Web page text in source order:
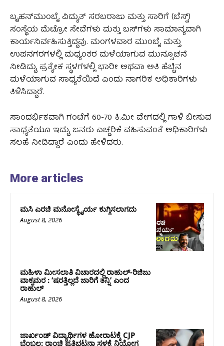
ಬೃಹನ್‌ಮುಂಬೈ ವಿದ್ಯುತ್ ಸರಬರಾಜು ಮತ್ತು ಸಾರಿಗೆ (ಬೆಸ್ಟ್)
ಸಂಸ್ಥೆಯ ಮೆಟ್ರೋ ಸೇವೆಗಳು ಮತ್ತು ಬಸ್‌ಗಳು ಸಾಮಾನ್ಯವಾಗಿ
ಕಾರ್ಯನಿರ್ವಹಿಸುತ್ತಿದ್ದವು. ಮಂಗಳವಾರ ಮುಂಬೈ ಮತ್ತು
ಉಪನಗರಗಳಲ್ಲಿ ಮಧ್ಯಂತರ ಮಳೆಯಾಗುವ ಮುನ್ಸೂಚನೆ
ನೀಡಿದ್ದು, ಪ್ರತ್ಯೇಕ ಸ್ಥಳಗಳಲ್ಲಿ ಭಾರೀ ಅಥವಾ ಅತಿ ಹೆಚ್ಚಿನ
ಮಳೆಯಾಗುವ ಸಾಧ್ಯತೆಯಿದೆ ಎಂದು ನಾಗರಿಕ ಅಧಿಕಾರಿಗಳು
ತಿಳಿಸಿದ್ದಾರೆ.
ಸಾಂದರ್ಭಿಕವಾಗಿ ಗಂಟೆಗೆ 60-70 ಕಿ.ಮೀ ವೇಗದಲ್ಲಿ ಗಾಳಿ ಬೀಸುವ
ಸಾಧ್ಯತೆಯೂ ಇದ್ದು, ಜನರು ಎಚ್ಚರಿಕೆ ವಹಿಸುವಂತೆ ಅಧಿಕಾರಿಗಳು
ಸಲಹೆ ನೀಡಿದ್ದಾರೆ ಎಂದು ಹೇಳಿದರು.
More articles
ಮಸಿ ಎರಚಿ ಮನೋಸ್ಥೈರ್ಯ ಕುಗ್ಗಿಸಲಾಗದು
August 8, 2026
ಮಹಿಳಾ ಮೀಸಲಾತಿ ವಿಚಾರದಲ್ಲಿ ರಾಹುಲ್‌-ರಿಜಿಜು
ವಾಕ್ಸಮರ : ‘ಷರತ್ತಿಲ್ಲದೆ ಜಾರಿಗೆ ತನ್ನಿ’ ಎಂದ
ರಾಹುಲ್‌
August 8, 2026
ಜಾರ್ಖಂಡ್‌ ವಿದ್ಯಾರ್ಥಿಗಳ ಹೋರಾಟಕ್ಕೆ CJP
ಬೆಂಬಲ: ರಾಂಚಿ ಪ್ರತಿಭಟನಾ ಸ್ಥಳಕ್ಕೆ ನಿಯೋಗ